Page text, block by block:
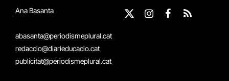
Ana Basanta
abasanta@periodismeplural.cat
redaccio@diarieducacio.cat
publicitat@periodismeplural.cat
X
InstagramFacebook
RSS